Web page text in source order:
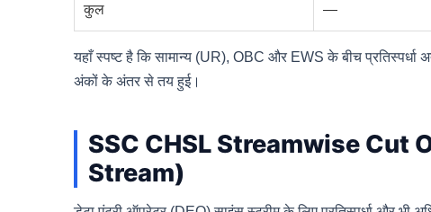
कुल —
यहाँ स्पष्ट है कि सामान्य (UR), OBC और EWS के बीच
अंकों के अंतर से तय हुई।
SSC CHSL Streamwise Cut
Stream)